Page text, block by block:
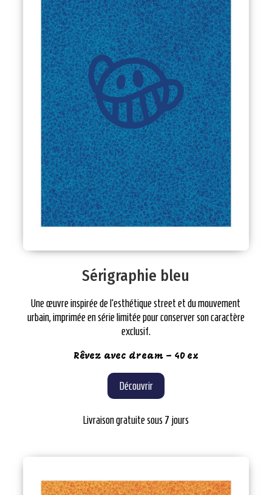
Sérigraphie bleu
Une œuvre inspirée de l’esthétique street et du mouvement
urbain, imprimée en série limitée pour conserver son caractère
exclusif.
Rêvez avec dream – 40 ex
Découvrir
Livraison gratuite sous 7 jours